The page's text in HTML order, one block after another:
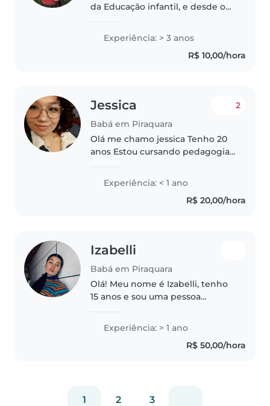
da Educação infantil, e desde o
continuar. Quero não apenas
prestar serviços de cuidado, mas
sim poder acrescentar em algo,..
Experiência: > 3 anos
R$ 10,00/hora
Jessica
Babá em Piraquara
2
Olá me chamo jessica Tenho 20
anos Estou cursando pedagogia
cuidar de crianças desde os
meus 12 anos de idade e amo
crianças Amo ensinar a desenhar
Experiência: < 1 ano
R$ 20,00/hora
Izabelli
Babá em Piraquara
Olá! Meu nome é Izabelli, tenho
15 anos e sou uma pessoa
crianças e tenho experiência
cuidando delas. Estou disponível
Experiência: > 1 ano
R$ 50,00/hora
1 2 3